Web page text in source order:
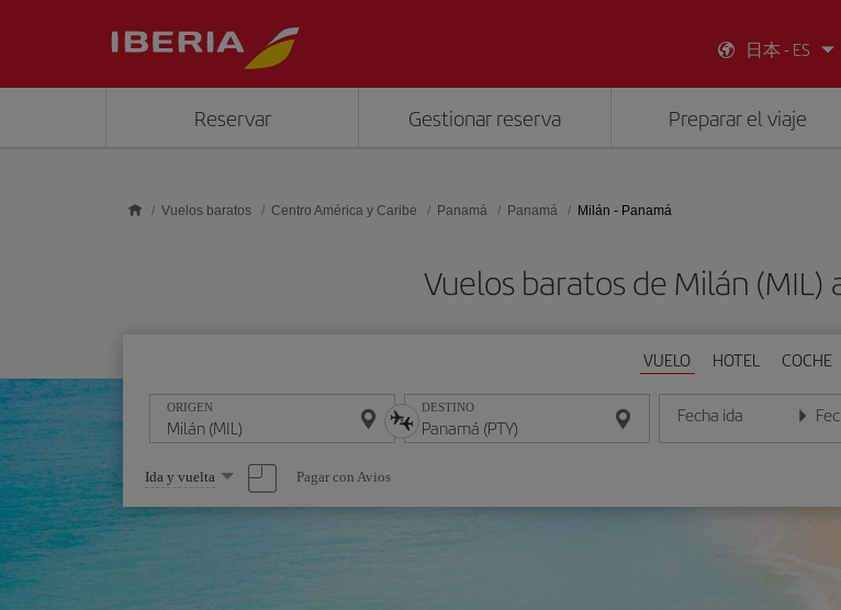
日本 - ES
Reservar Gestionar reserva Preparar el viaje
Vuelos baratos Centro América y Caribe Panamá Panamá Milán - Panamá
Vuelos baratos de Milán (MIL)
VUELO HOTEL COCHE
ORIGEN DESTINO Fecha ida
Introduce la fecha en
Seleccione
una
opción
Ida y vuelta Pagar con Avios